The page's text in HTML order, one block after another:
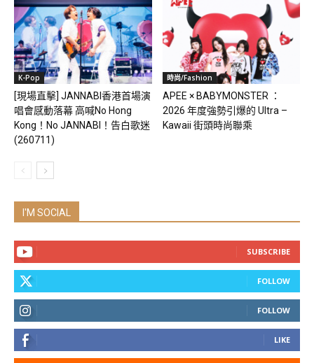
K-Pop
[現場直擊] JANNABI香港首場演
唱會感動落幕 高喊No Hong
Kong！No JANNABI！告白歌迷
(260711)
時尚/Fashion
APEE × BABYMONSTER ：
2026 年度強勢引爆的 Ultra –
Kawaii 街頭時尚聯乘
I'M SOCIAL
SUBSCRIBE
FOLLOW
FOLLOW
LIKE